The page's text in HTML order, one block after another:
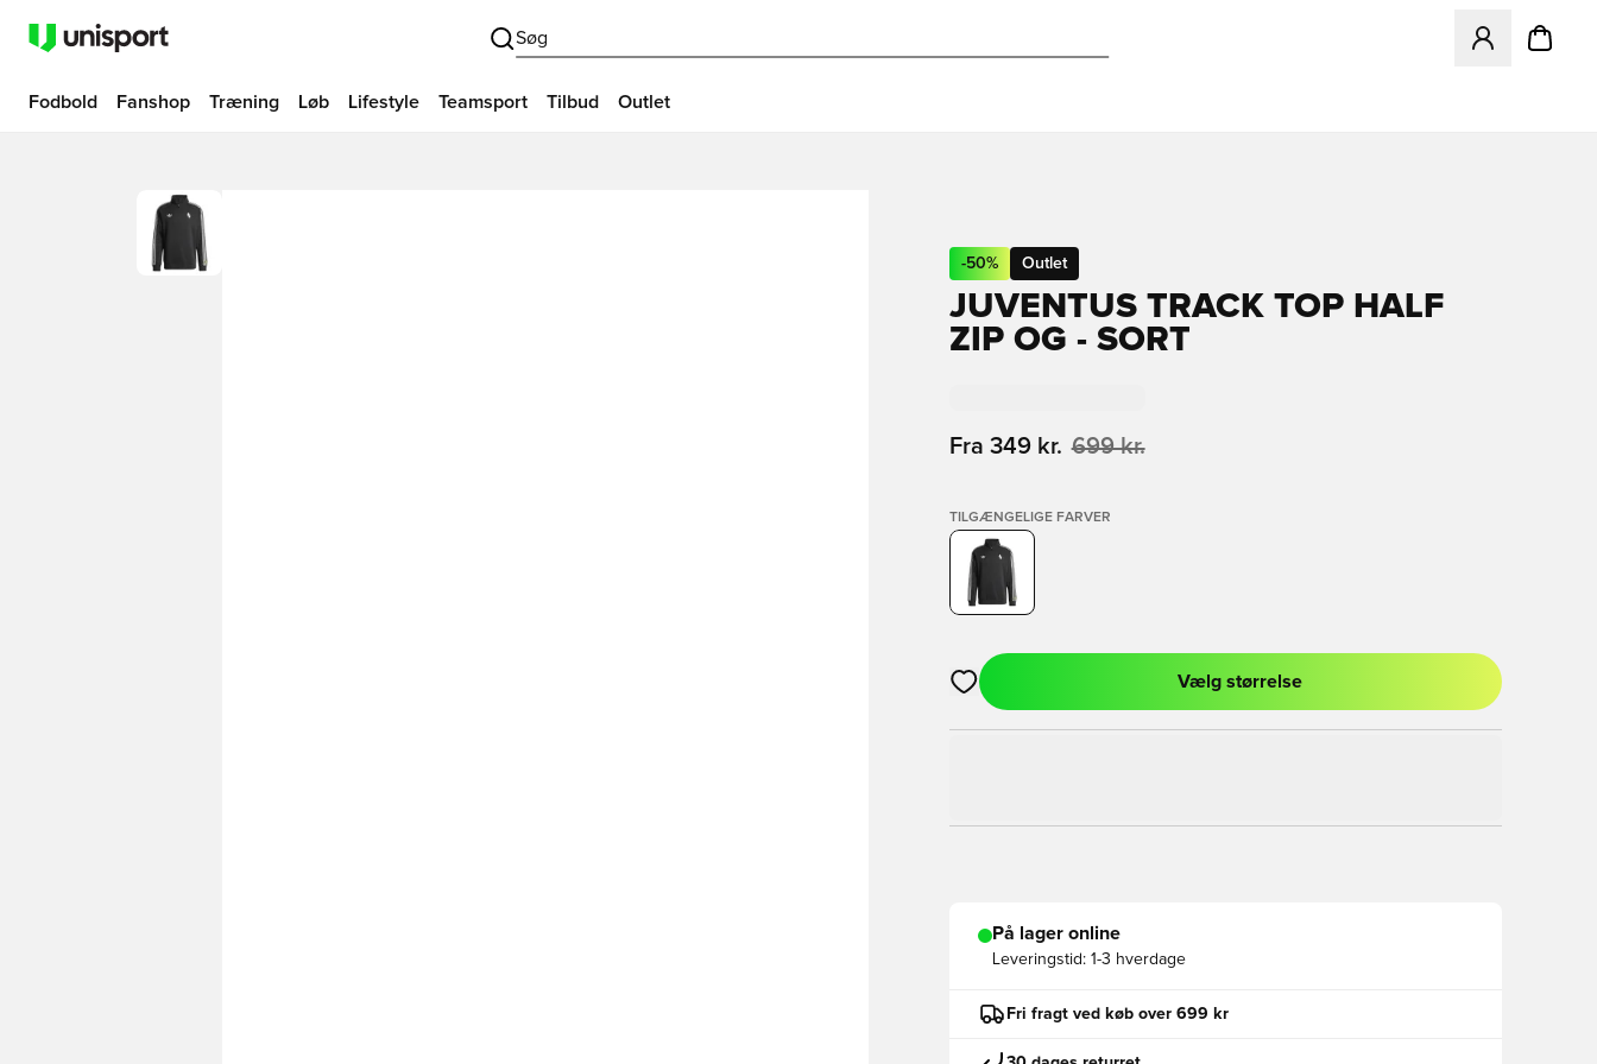
Søg
Åbner en
Fodbold Fanshop Træning Løb Lifestyle Teamsport Tilbud Outlet
-50% Outlet
JUVENTUS TRACK TOP HALF
ZIP OG - SORT
Fra 349 kr. 699 kr.
TILGÆNGELIGE FARVER
Åbner en Modal til at logge ind eller tilmelde dig som medlem
Vælg størrelse
På lager online
Leveringstid: 1-3 hverdage
Fri fragt ved køb over 699 kr